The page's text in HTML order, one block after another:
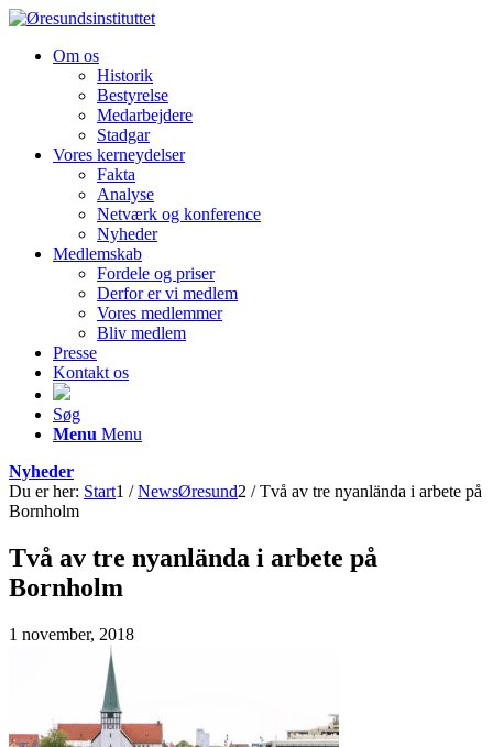
Om os
Historik
Bestyrelse
Medarbejdere
Stadgar
Vores kerneydelser
Fakta
Analyse
Netværk og konference
Nyheder
Medlemskab
Fordele og priser
Derfor er vi medlem
Vores medlemmer
Bliv medlem
Presse
Kontakt os
Søg
Menu Menu
Nyheder
Du er her: Start1 / NewsØresund2 / Två av tre nyanlända i arbete på
Bornholm
Två av tre nyanlända i arbete på
Bornholm
1 november, 2018